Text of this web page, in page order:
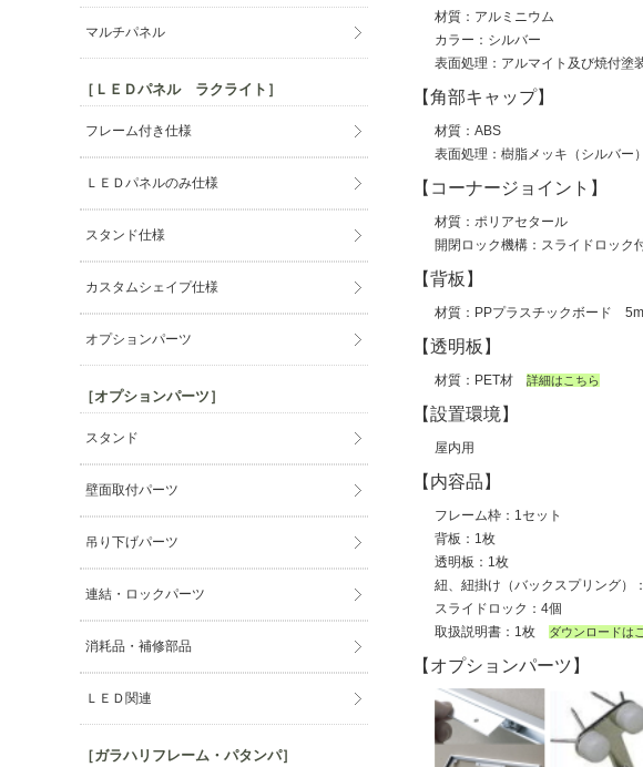
材質：アルミニウム
カラー：シルバー
表面処理：アルマイト及び焼付塗
【角部キャップ】
材質：ABS
表面処理：樹脂メッキ（シルバー）
【コーナージョイント】
材質：ポリアセタール
開閉ロック機構：スライドロック
【背板】
材質：PPプラスチックボード
【透明板】
材質：PET材 詳細はこちら
【設置環境】
屋内用
【内容品】
フレーム枠：1セット
背板：1枚
透明板：1枚
紐、紐掛け（バックスプリング）
スライドロック：4個
取扱説明書：1枚
ダウンロードは
【オプションパーツ】
マルチパネル
［ＬＥＤパネル ラクライト］
フレーム付き仕様
ＬＥＤパネルのみ仕様
スタンド仕様
カスタムシェイプ仕様
オプションパーツ
［オプションパーツ］
スタンド
壁面取付パーツ
吊り下げパーツ
連結・ロックパーツ
消耗品・補修部品
ＬＥＤ関連
［ガラハリフレーム・パタンパ］